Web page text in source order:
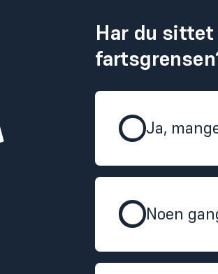
Har du sittet
Ja,
Noen